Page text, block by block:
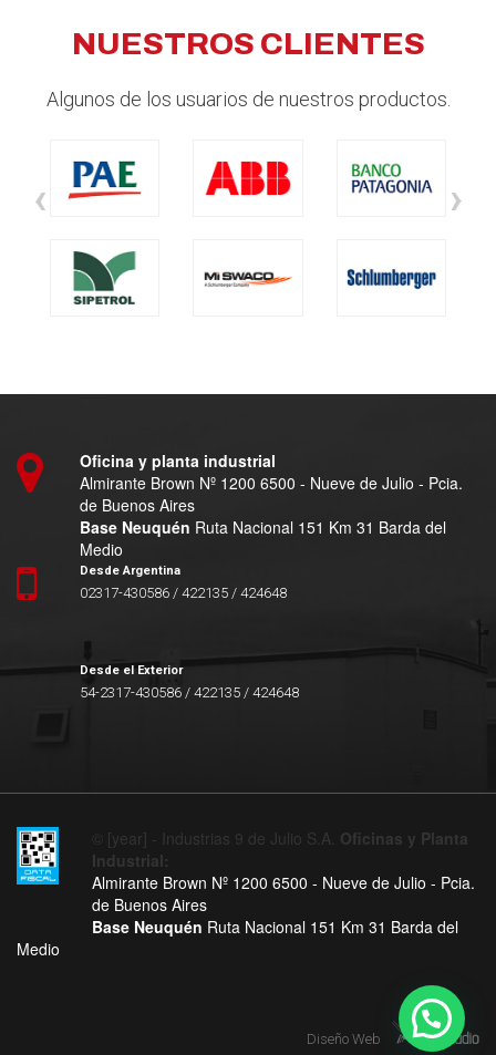
NUESTROS CLIENTES
Algunos de los usuarios de nuestros productos.
‹ ›
Oficina y planta industrial
Almirante Brown Nº 1200 6500 - Nueve de Julio - Pcia.
de Buenos Aires
Base Neuquén Ruta Nacional 151 Km 31 Barda del
Medio
Desde Argentina
02317-430586 / 422135 / 424648
Desde el Exterior
54-2317-430586 / 422135 / 424648
© [year] - Industrias 9 de Julio S.A. Oficinas y Planta
Industrial:
Almirante Brown Nº 1200 6500 - Nueve de Julio - Pcia.
de Buenos Aires
Base Neuquén Ruta Nacional 151 Km 31 Barda del
Medio
Diseño Web